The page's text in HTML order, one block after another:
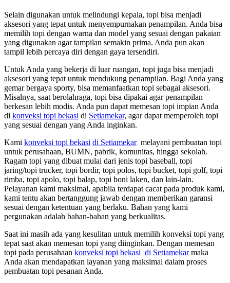
Selain digunakan untuk melindungi kepala, topi bisa menjadi
aksesori yang tepat untuk menyempurnakan penampilan. Anda bisa
memilih topi dengan warna dan model yang sesuai dengan pakaian
yang digunakan agar tampilan semakin prima. Anda pun akan
tampil lebih percaya diri dengan gaya tersendiri.
Untuk Anda yang bekerja di luar ruangan, topi juga bisa menjadi
aksesori yang tepat untuk mendukung penampilan. Bagi Anda yang
gemar bergaya sporty, bisa memanfaatkan topi sebagai aksesori.
Misalnya, saat berolahraga, topi bisa dipakai agar penampilan
berkesan lebih modis. Anda pun dapat memesan topi impian Anda
di konveksi topi bekasi di Setiamekar, agar dapat memperoleh topi
yang sesuai dengan yang Anda inginkan.
Kami konveksi topi bekasi di Setiamekarmelayani pembuatan topi
untuk perusahaan, BUMN, pabrik, komunitas, hingga sekolah.
Ragam topi yang dibuat mulai dari jenis topi baseball, topi
jaring/topi trucker, topi bordir, topi polos, topi bucket, topi golf, topi
rimba, topi apolo, topi balap, topi boni laken, dan lain-lain.
Pelayanan kami maksimal, apabila terdapat cacat pada produk kami,
kami tentu akan bertanggung jawab dengan memberikan garansi
sesuai dengan ketentuan yang berlaku. Bahan yang kami
pergunakan adalah bahan-bahan yang berkualitas.
Saat ini masih ada yang kesulitan untuk memilih konveksi topi yang
tepat saat akan memesan topi yang diinginkan. Dengan memesan
topi pada perusahaan konveksi topi bekasi di Setiamekarmaka
Anda akan mendapatkan layanan yang maksimal dalam proses
pembuatan topi pesanan Anda.